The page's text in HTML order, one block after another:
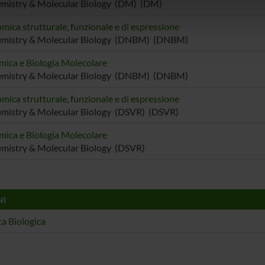
e social media, i quali potrebbero combinarle con altre
& Molecular Biology (DM) (DM)
strutturale, funzionale e di espressione
& Molecular Biology (DNBM) (DNBM)
e Biologia Molecolare
& Molecular Biology (DNBM) (DNBM)
strutturale, funzionale e di espressione
& Molecular Biology (DSVR) (DSVR)
e Biologia Molecolare
& Molecular Biology (DSVR)
Biologica